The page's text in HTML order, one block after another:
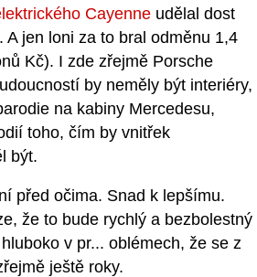
Cayenne udělal dost
A jen loni za to bral odměnu 1,4
Kč). I zde zřejmě Porsche
by neměly být interiéry,
na kabiny Mercedesu,
toho, čím by vnitřek
být.
před očima. Snad k lepšímu.
že to bude rychlý a bezbolestný
v pr... oblémech, že se z
ještě roky.